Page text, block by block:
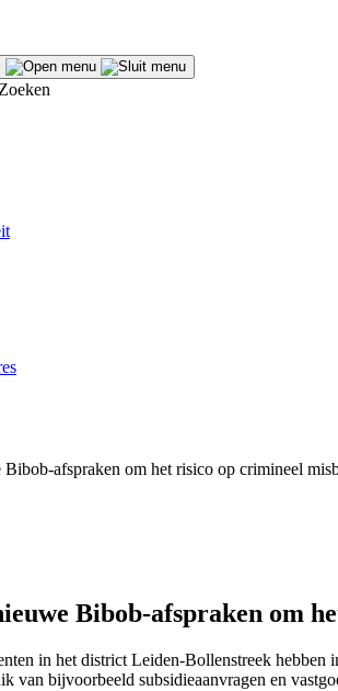
Bibob-afspraken om het risico op crimineel
Bibob-afspraken om
in het district Leiden-Bollenstreek
van bijvoorbeeld subsidieaanvragen en